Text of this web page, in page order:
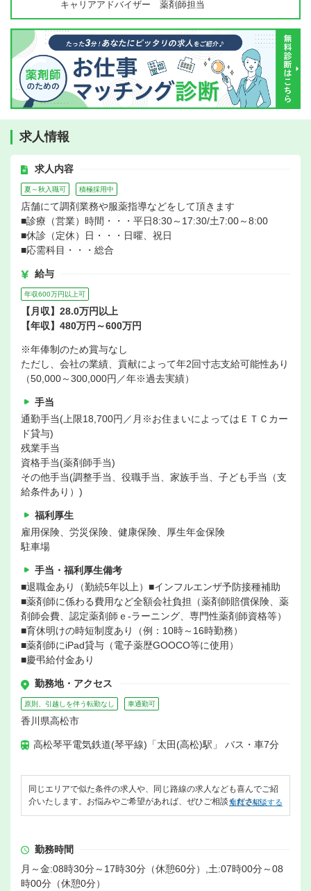
キャリアアドバイザー 薬剤師担当
求人情報
求人内容
夏～秋入職可 積極採用中
店舗にて調剤業務や服薬指導などをして頂きます
■診療（営業）時間・・・平日8:30～17:30/土7:00～8:00
■休診（定休）日・・・日曜、祝日
■応需科目・・・総合
給与
年収600万円以上可
【月収】28.0万円以上
【年収】480万円～600万円
※年俸制のため賞与なし
ただし、会社の業績、貢献によって年2回寸志支給可能性あり
（50,000～300,000円／年※過去実績）
手当
通勤手当(上限18,700円／月※お住まいによってはＥＴＣカー
ド貸与)
残業手当
資格手当(薬剤師手当)
その他手当(調整手当、役職手当、家族手当、子ども手当（支
給条件あり）)
福利厚生
雇用保険、労災保険、健康保険、厚生年金保険
駐車場
手当・福利厚生備考
■退職金あり（勤続5年以上）■インフルエンザ予防接種補助
■薬剤師に係わる費用など全額会社負担（薬剤師賠償保険、薬
剤師会費、認定薬剤師ｅ-ラーニング、専門性薬剤師資格等）
■育休明けの時短制度あり（例：10時～16時勤務）
■薬剤師にiPad貸与（電子薬歴GOOCO等に使用）
■慶弔給付金あり
勤務地・アクセス
原則、引越しを伴う転勤なし 車通勤可
香川県高松市
高松琴平電気鉄道(琴平線)「太田(高松)駅」 バス・車7分
同じエリアで似た条件の求人や、同じ路線の求人なども喜んでご紹
介いたします。お悩みやご希望があれば、ぜひご相談ください。
無料で相談する
勤務時間
月～金:08時30分～17時30分（休憩60分）,土:07時00分～08
時00分（休憩0分）